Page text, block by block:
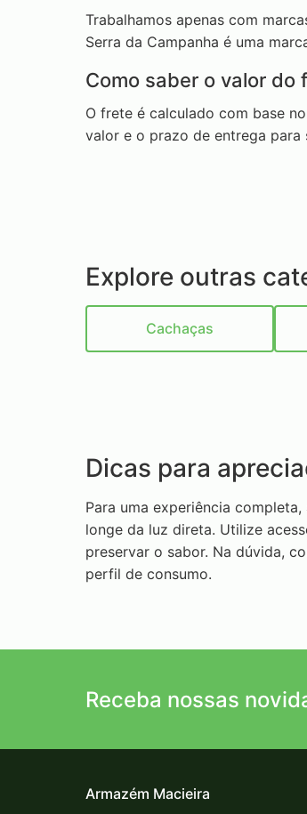
Trabalhamos apenas com
Serra da Campanha é uma
Como saber o valor do
O frete é calculado com base
valor e o prazo de entrega para
Explore outras
Cachaças
Dicas para
Para uma experiência
longe da luz direta. Utilize
preservar o sabor. Na dúvida,
perfil de consumo.
Receba nossas
Armazém Macieira